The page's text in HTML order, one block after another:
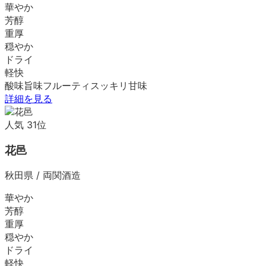
華やか
芳醇
重厚
穏やか
ドライ
軽快
酸味旨味フルーティ スッキリ 甘味
詳細を見る
人気 31位
花邑
秋田県 / 両関酒造
華やか
芳醇
重厚
穏やか
ドライ
軽快